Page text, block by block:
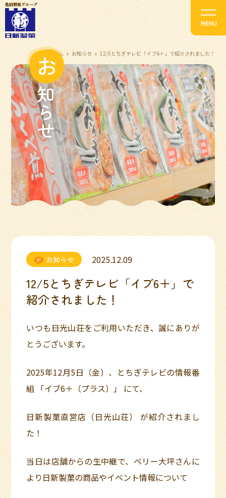
亀田製菓グループ
ホーム お知らせ 12/5とちぎテレビ「イブ6＋」で紹介されました！
お
知らせ
お知らせ 2025.12.09
12/5とちぎテレビ「イブ6＋」で
紹介されました！
いつも日光山荘をご利用いただき、誠にありが
とうございます。
2025年12月5日（金）、とちぎテレビの情報番
組 「イブ6＋（プラス）」 にて、
日新製菓直営店（日光山荘） が紹介されまし
た！
当日は店舗からの生中継で、ベリー大坪さんに
より日新製菓の商品やイベント情報について